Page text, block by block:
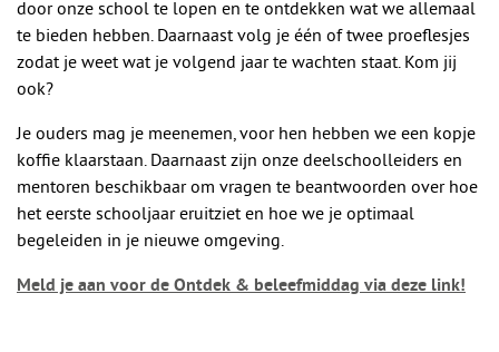
door onze school te lopen en te ontdekken wat we allemaal
te bieden hebben. Daarnaast volg je één of twee proeflesjes
zodat je weet wat je volgend jaar te wachten staat. Kom jij
ook?
Je ouders mag je meenemen, voor hen hebben we een kopje
koffie klaarstaan. Daarnaast zijn onze deelschoolleiders en
mentoren beschikbaar om vragen te beantwoorden over hoe
het eerste schooljaar eruitziet en hoe we je optimaal
begeleiden in je nieuwe omgeving.
Meld je aan voor de Ontdek & beleefmiddag via deze link!